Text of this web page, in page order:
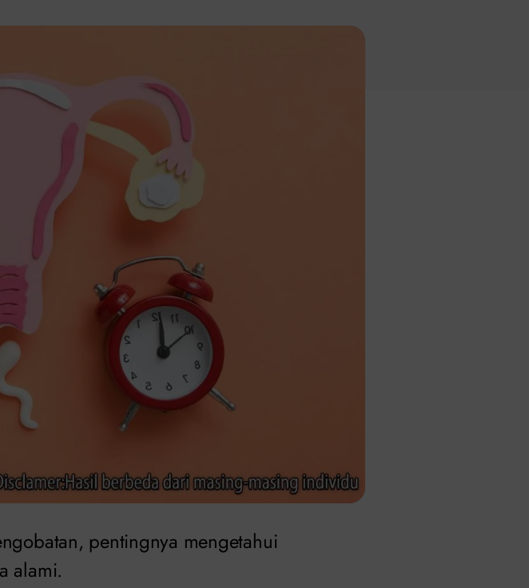
pentingnya mengetahui
alami.